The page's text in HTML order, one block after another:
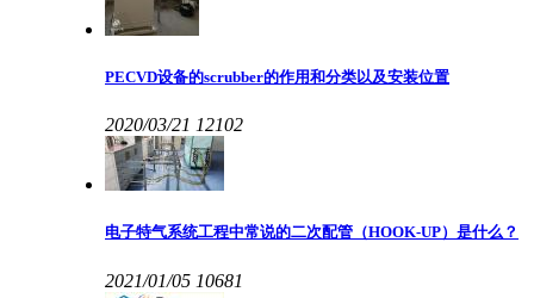
PECVD设备的scrubber的作用和分类以及安装位置
2020/03/21 12102
电子特气系统工程中常说的二次配管（HOOK-UP）是什么？
2021/01/05 10681